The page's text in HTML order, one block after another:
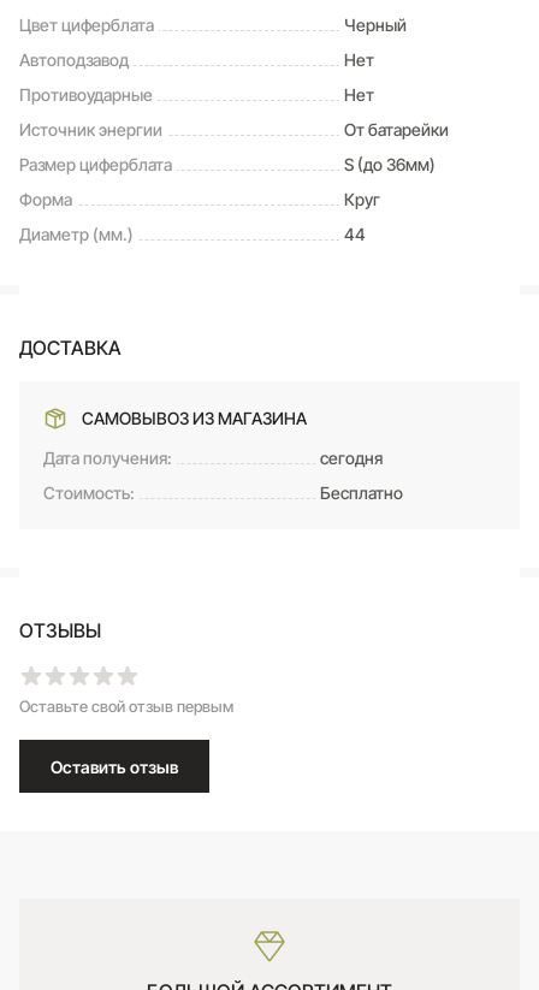
Цвет циферблата
Черный
Автоподзавод
Нет
Противоударные
Нет
Источник энергии
От батарейки
Размер циферблата
S (до 36мм)
Форма
Круг
Диаметр (мм.)
44
ДОСТАВКА
САМОВЫВОЗ ИЗ МАГАЗИНА
Дата получения:
сегодня
Стоимость:
Бесплатно
ОТЗЫВЫ
Оставьте свой отзыв первым
Оставить отзыв